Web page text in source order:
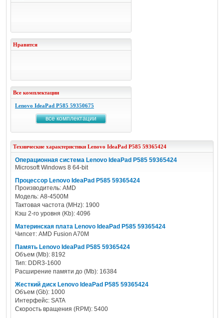
Нравится
Все комплектации
Lenovo IdeaPad P585 59350675
все комплектации
Технические характеристики Lenovo IdeaPad P585 59365424
Операционная система Lenovo IdeaPad P585 59365424
Microsoft Windows 8 64-bit
Процессор Lenovo IdeaPad P585 59365424
Производитель: AMD
Модель: A8-4500M
Тактовая частота (MHz): 1900
Кэш 2-го уровня (Kb): 4096
Материнская плата Lenovo IdeaPad P585 59365424
Чипсет: AMD Fusion A70M
Память Lenovo IdeaPad P585 59365424
Объем (Mb): 8192
Тип: DDR3-1600
Расширение памяти до (Mb): 16384
Жесткий диск Lenovo IdeaPad P585 59365424
Объем (Gb): 1000
Интерфейс: SATA
Скорость вращения (RPM): 5400